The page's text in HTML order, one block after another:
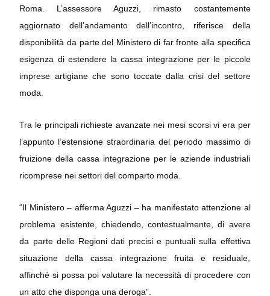
Roma. L’assessore Aguzzi, rimasto costantemente
aggiornato dell’andamento dell’incontro, riferisce della
disponibilità da parte del Ministero di far fronte alla specifica
esigenza di estendere la cassa integrazione per le piccole
imprese artigiane che sono toccate dalla crisi del settore
moda.
Tra le principali richieste avanzate nei mesi scorsi vi era per
l’appunto l’estensione straordinaria del periodo massimo di
fruizione della cassa integrazione per le aziende industriali
ricomprese nei settori del comparto moda.
“Il Ministero – afferma Aguzzi – ha manifestato attenzione al
problema esistente, chiedendo, contestualmente, di avere
da parte delle Regioni dati precisi e puntuali sulla effettiva
situazione della cassa integrazione fruita e residuale,
affinché si possa poi valutare la necessità di procedere con
un atto che disponga una deroga”.